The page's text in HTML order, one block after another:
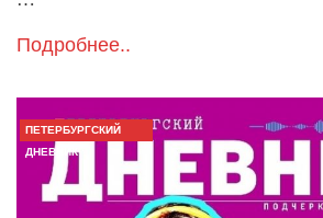
Подробнее..
ПЕТЕРБУРГСКИЙ
ДНЕВНИК